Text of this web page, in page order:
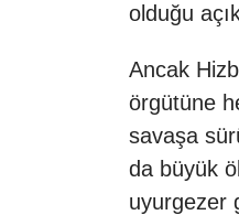
olduğu
Ancak
örgütüne
savaşa
da büyük
uyurgezer